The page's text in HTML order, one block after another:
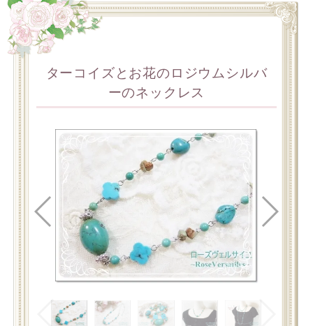
ターコイズとお花のロジウムシルバ
ーのネックレス